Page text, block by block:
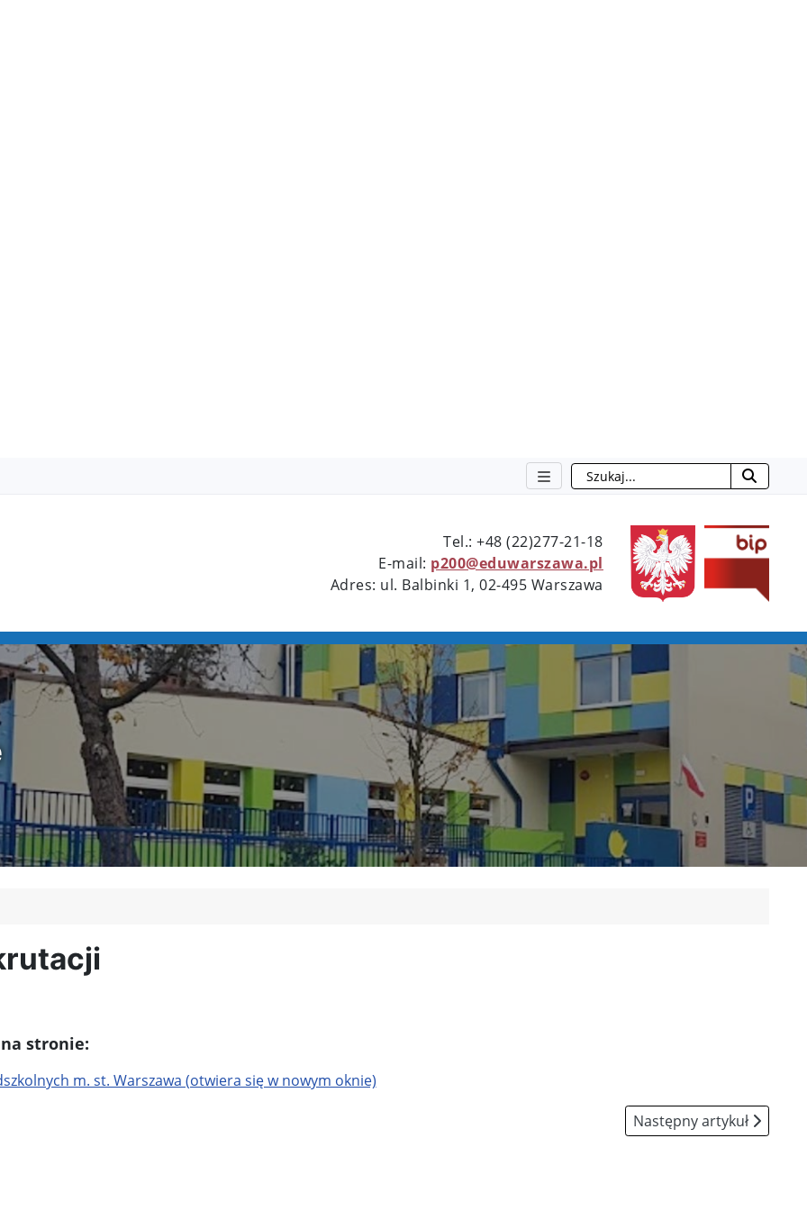
Szukaj
Tel.: +48 (22)277-21-18
E-mail: p200@eduwarszawa.pl
Adres: ul. Balbinki 1, 02-495 Warszawa
stronie:
m. st. Warszawa (otwiera się w nowym oknie)
Następny artykuł:
Następny artykuł